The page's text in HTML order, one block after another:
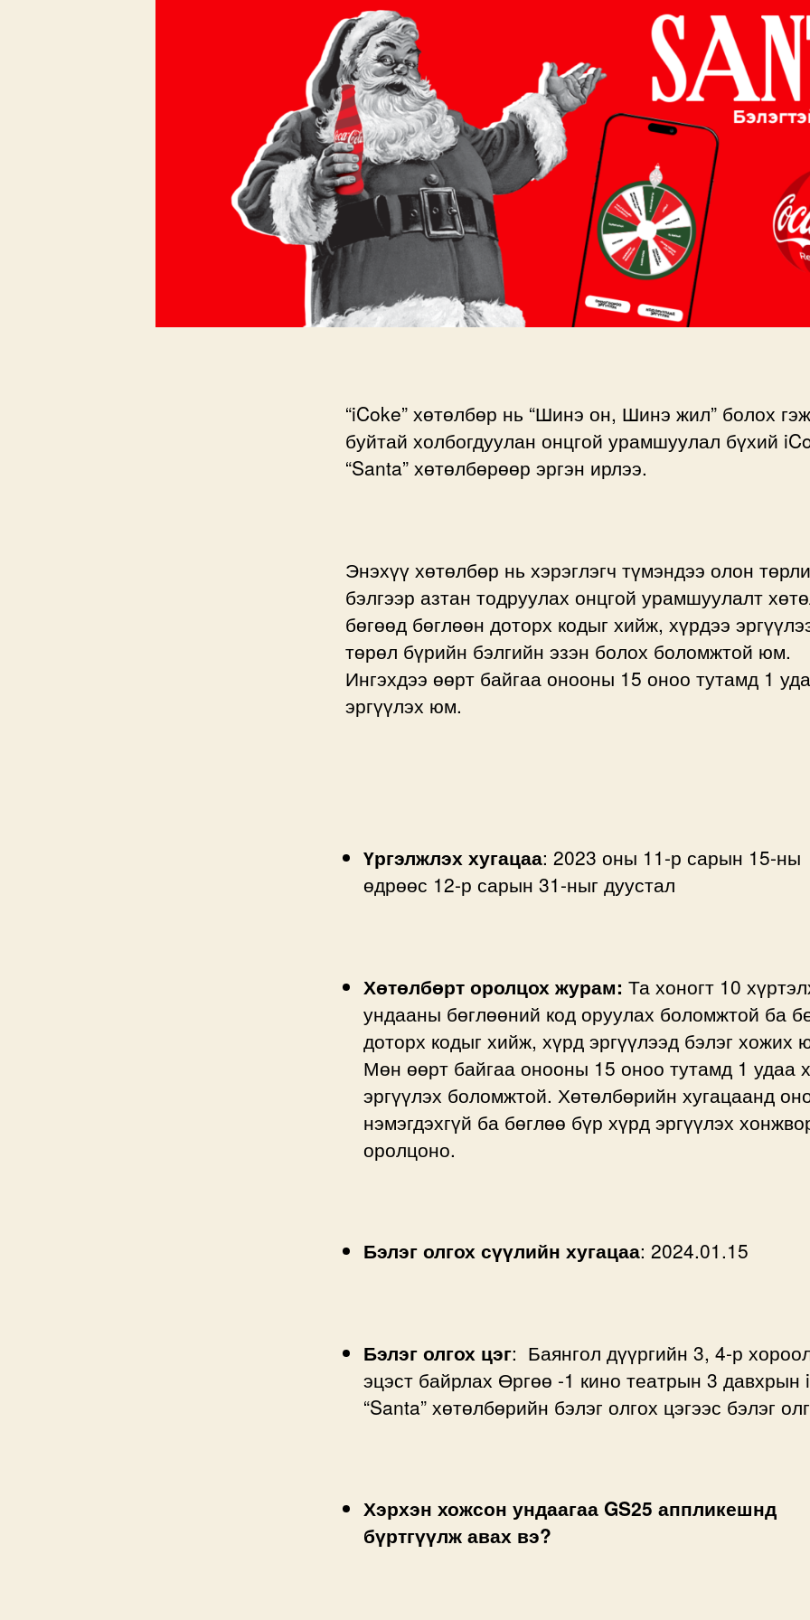
“iCoke” хөтөлбөр нь “Шинэ он, Шинэ жил” болох гэж
буйтай холбогдуулан онцгой урамшуулал бүхий
“Santa” хөтөлбөрөөр эргэн ирлээ.
Энэхүү хөтөлбөр нь хэрэглэгч түмэндээ олон
бэлгээр азтан тодруулах онцгой урамшуулалт
бөгөөд бөглөөн доторх кодыг хийж, хүрдээ
төрөл бүрийн бэлгийн эзэн болох боломжтой юм.
Ингэхдээ өөрт байгаа онооны 15 оноо тутамд 1
эргүүлэх юм.
Үргэлжлэх хугацаа: 2023 оны 11-р сарын 15-ны
өдрөөс 12-р сарын 31-ныг дуустал
Хөтөлбөрт оролцох журам: Та хоногт 10
ундааны бөглөөний код оруулах боломжтой ба
доторх кодыг хийж, хүрд эргүүлээд бэлэг хожих
Мөн өөрт байгаа онооны 15 оноо тутамд 1 удаа
эргүүлэх боломжтой. Хөтөлбөрийн хугацаанд
нэмэгдэхгүй ба бөглөө бүр хүрд эргүүлэх
оролцоно.
Бэлэг олгох сүүлийн хугацаа: 2024.01.15
Бэлэг олгох цэг: Баянгол дүүргийн 3, 4-р
эцэст байрлах Өргөө -1 кино театрын 3 давхрын
“Santa” хөтөлбөрийн бэлэг олгох цэгээс бэлэг
Хэрхэн хожсон ундаагаа GS25 аппликешнд
бүртгүүлж авах вэ?